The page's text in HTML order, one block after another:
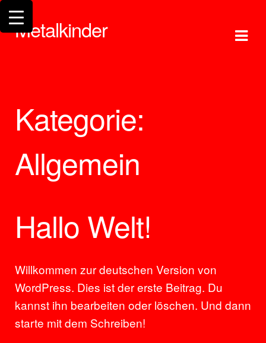
Skip
to
Skip
to
Metalkinder
Kategorie:
Allgemein
Hallo Welt!
Willkommen zur deutschen Version von
WordPress. Dies ist der erste Beitrag. Du
kannst ihn bearbeiten oder löschen. Und dann
starte mit dem Schreiben!